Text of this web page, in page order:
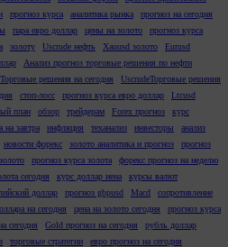
прогноз курса аналитика рынка
прогноз на сегодня
пара евро доллар цены на золото
прогноз курса
золоту Uscrude нефть Xauusd золото
Eurusd
Анализ прогноз торговые решения по нефти
решения на сегодня
UscrudeТорговые решения
стоп-лосс прогноз курса евро доллар
Ltcusd
план
обзор трейдерам Forex прогноз
курс
на завтра
инфляция теханализ инвесторы
анализ
новости форекс золото аналитика и прогноз
прогноз
прогноз курса золота
форекс прогноз на неделю
сегодня
курс доллар иена
курсы валют
доллар
прогноз gbpusd Macd
сопротивление
на сегодня
цена на золото сегодня
прогноз курса
сегодня
Gold прогноз на сегодня
рубль доллар
торговые стратегии
евро прогноз на сегодня